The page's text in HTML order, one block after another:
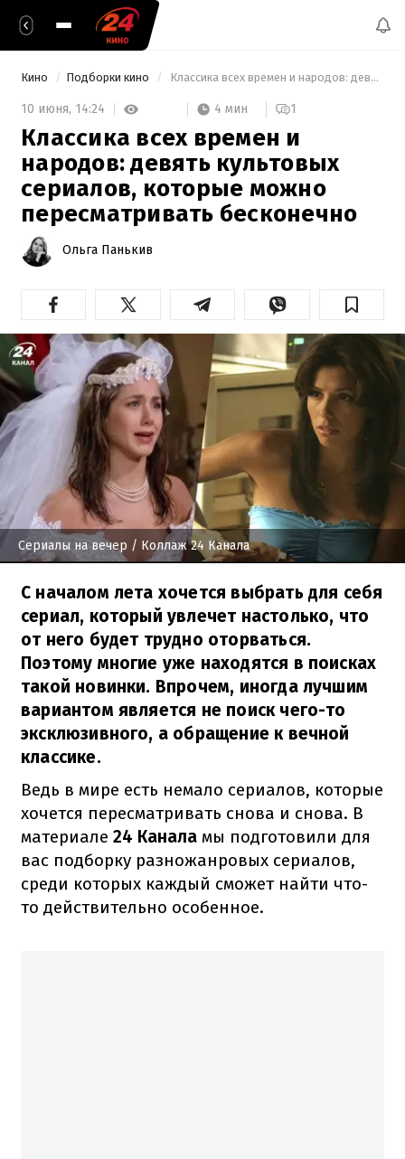
Кино Подборки кино Классика всех времен и народов: девять культовых сериалов, которые можно пересматривать бесконечно
10 июня, 14:24 4 мин 1
Классика всех времен и
народов: девять культовых
сериалов, которые можно
пересматривать бесконечно
Ольга Панькив
Сериалы на вечер / Коллаж 24 Канала
С началом лета хочется выбрать для себя
сериал, который увлечет настолько, что
от него будет трудно оторваться.
Поэтому многие уже находятся в поисках
такой новинки. Впрочем, иногда лучшим
вариантом является не поиск чего-то
эксклюзивного, а обращение к вечной
классике.
Ведь в мире есть немало сериалов, которые
хочется пересматривать снова и снова. В
материале 24 Канала мы подготовили для
вас подборку разножанровых сериалов,
среди которых каждый сможет найти что-
то действительно особенное.